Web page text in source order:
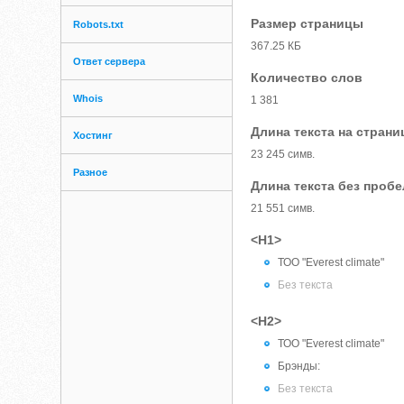
Robots.txt
Ответ сервера
Whois
Хостинг
Разное
Размер страницы
367.25 КБ
Количество слов
1 381
Длина текста на
23 245 симв.
Длина текста без
21 551 симв.
<H1>
ТОО "Everest climate"
Без текста
<H2>
ТОО "Everest climate"
Брэнды:
Без текста